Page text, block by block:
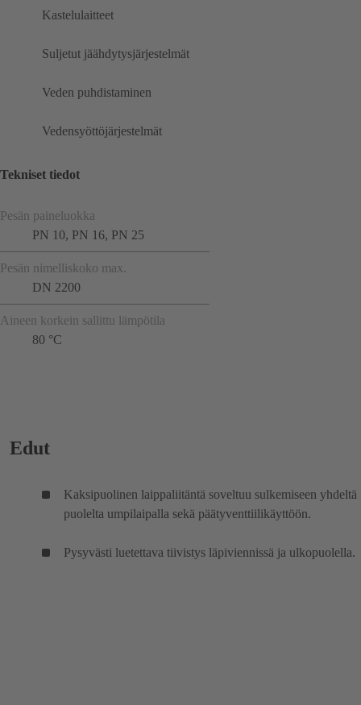
Kastelulaitteet
Suljetut jäähdytysjärjestelmät
Veden puhdistaminen
Vedensyöttöjärjestelmät
Tekniset tiedot
Pesän paineluokka
PN 10, PN 16, PN 25
Pesän nimelliskoko max.
DN 2200
Aineen korkein sallittu lämpötila
80 °C
Edut
Kaksipuolinen laippaliitäntä soveltuu sulkemiseen yhdeltä
puolelta umpilaipalla sekä päätyventtiilikäyttöön.
Pysyvästi luetettava tiivistys läpiviennissä ja ulkopuolella.